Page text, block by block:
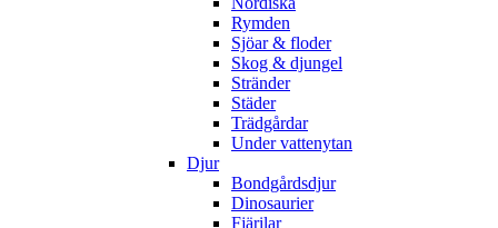
Rymden
Sjöar & floder
Skog & djungel
Stränder
Städer
Trädgårdar
Under vattenytan
Djur
Bondgårdsdjur
Dinosaurier
Fjärilar